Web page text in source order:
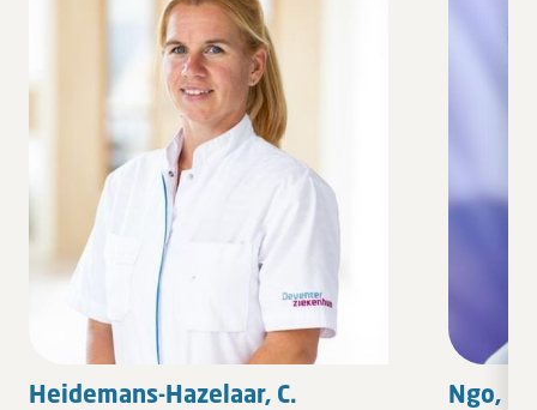
Heidemans-Hazelaar, C. Ngo,